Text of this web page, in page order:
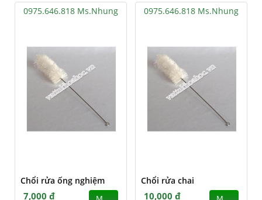
0975.646.818 Ms.Nhung
Chổi rửa ống nghiệm
7,000 đ
0975.646.818 Ms.Nhung
Chổi rửa chai
10,000 đ